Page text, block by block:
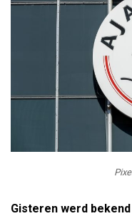
Gisteren werd